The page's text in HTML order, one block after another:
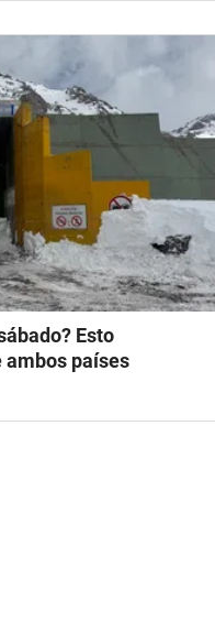
Esto
países